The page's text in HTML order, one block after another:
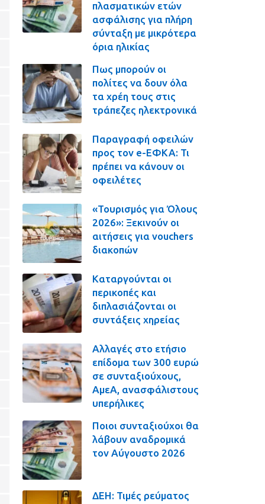
πλασματικών ετών
ασφάλισης για πλήρη
σύνταξη με μικρότερα
όρια ηλικίας
Πως μπορούν οι
πολίτες να δουν όλα
τα χρέη τους στις
τράπεζες ηλεκτρονικά
Παραγραφή οφειλών
προς τον e-ΕΦΚΑ: Τι
πρέπει να κάνουν οι
οφειλέτες
«Τουρισμός για Όλους
2026»: Ξεκινούν οι
αιτήσεις για vouchers
διακοπών
Καταργούνται οι
περικοπές και
διπλασιάζονται οι
συντάξεις χηρείας
Αλλαγές στο ετήσιο
επίδομα των 300 ευρώ
σε συνταξιούχους,
ΑμεΑ, ανασφάλιστους
υπερήλικες
Ποιοι συνταξιούχοι θα
λάβουν αναδρομικά
τον Αύγουστο 2026
ΔΕΗ: Τιμές ρεύματος